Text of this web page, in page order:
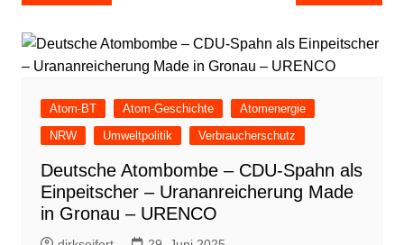
Atom-BT Atom-Geschichte
Atomenergie
NRW
Umweltpolitik Verbraucherschutz
Deutsche Atombombe – CDU-Spahn als
Einpeitscher – Urananreicherung Made
in Gronau – URENCO